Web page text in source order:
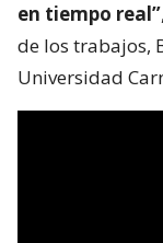
en tiempo real”
de los trabajos,
Universidad